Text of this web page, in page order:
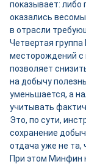
показывает: либо
оказались
в отрасли
Четвертая
месторождений с
позволяет
на добычу
уменьшается, а
учитывать
Это, по сути,
сохранение
отдача уже не та,
При этом Минфин